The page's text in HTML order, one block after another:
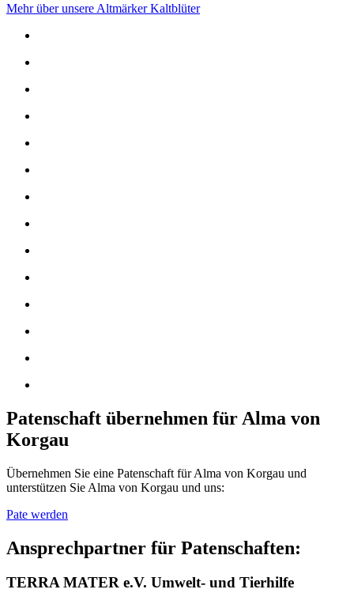
Mehr über unsere Altmärker Kaltblüter
Patenschaft übernehmen für Alma von
Korgau
Übernehmen Sie eine Patenschaft für Alma von Korgau und
unterstützen Sie Alma von Korgau und uns:
Pate werden
Ansprechpartner für Patenschaften:
TERRA MATER e.V. Umwelt- und Tierhilfe